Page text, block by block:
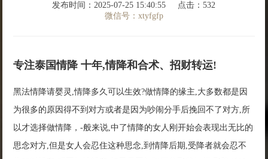
发布时间：2025-07-25 15:40:55
点击：532
微信号：xtyfgfp
专注泰国情降 十年,情降和合术、招财转运!
黑法情降请婴灵,情降多久可以生效?做情降的缘主,大多数都是因
为很多的原因得不到对方或者是因为吵闹分手后挽回不了对方,所
以才选择做情降，-般来说,中了情降的女人刚开始会表现出无比的
思念对方,但是女人会忍住这种思念,到情降后期,受降者就会忍不